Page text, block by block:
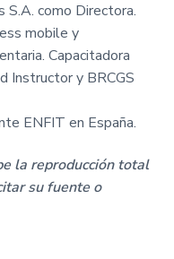
S.A. como Directora.
mobile y
Capacitadora
Instructor y BRCGS
ENFIT en España.
la reproducción total
su fuente o